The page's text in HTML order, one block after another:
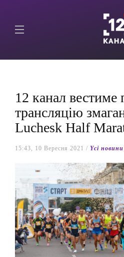
12 канал вестиме
трансляцію
Luchesk Half
15:43, 10 Вересня 2021 / Yсі новини